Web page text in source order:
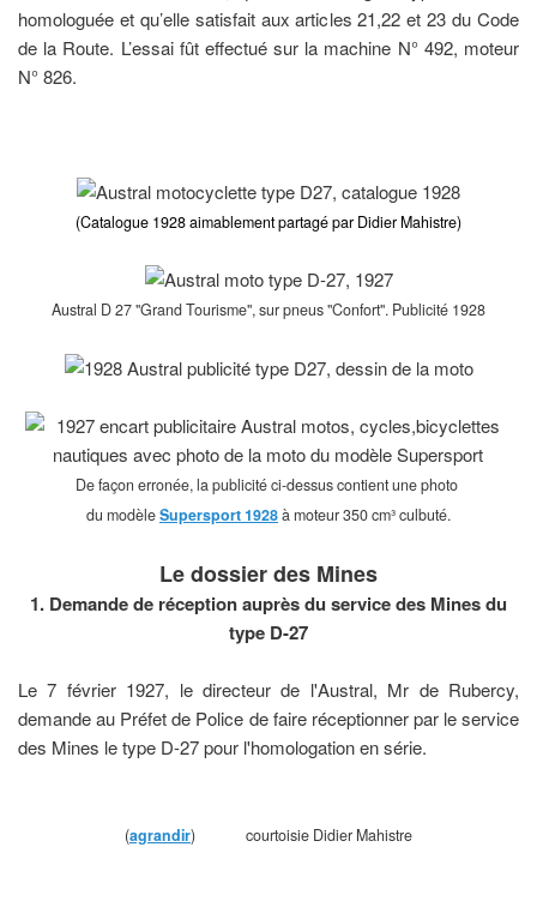
homologuée et qu’elle satisfait aux articles 21,22 et 23 du Code
de la Route. L’essai fût effectué sur la machine N° 492, moteur
N° 826.
(Catalogue 1928 aimablement partagé par Didier Mahistre)
Austral D 27 "Grand Tourisme", sur pneus "Confort". Publicité 1928
De façon erronée, la publicité ci-dessus contient une photo
du modèleSupersport 1928à moteur 350 cm³ culbuté.
Le dossier des Mines
1. Demande de réception auprès du service des Mines du
type D-27
Le 7 février 1927, le directeur de l'Austral, Mr de Rubercy,
demande au Préfet de Police de faire réceptionner par le service
des Mines le type D-27 pour l'homologation en série.
(agrandir) courtoisie Didier Mahistre
sur l'apparence des motos Austral.